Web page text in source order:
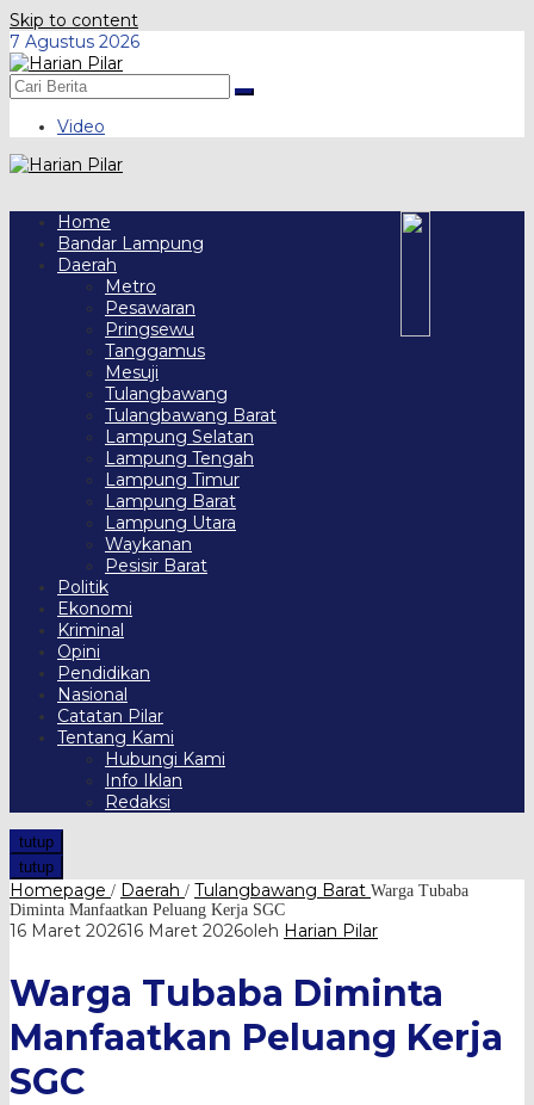
Skip to content
7 Agustus 2026
Video
Home
Bandar Lampung
Daerah
Metro
Pesawaran
Pringsewu
Tanggamus
Mesuji
Tulangbawang
Tulangbawang Barat
Lampung Selatan
Lampung Tengah
Lampung Timur
Lampung Barat
Lampung Utara
Waykanan
Pesisir Barat
Politik
Ekonomi
Kriminal
Opini
Pendidikan
Nasional
Catatan Pilar
Tentang Kami
Hubungi Kami
Info Iklan
Redaksi
tutup
tutup
Homepage / Daerah / Tulangbawang Barat Warga Tubaba
Diminta Manfaatkan Peluang Kerja SGC
16 Maret 202616 Maret 2026oleh Harian Pilar
Warga Tubaba Diminta
Manfaatkan Peluang Kerja
SGC